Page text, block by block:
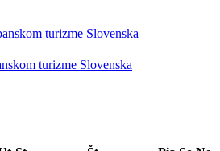
turizme Slovenska